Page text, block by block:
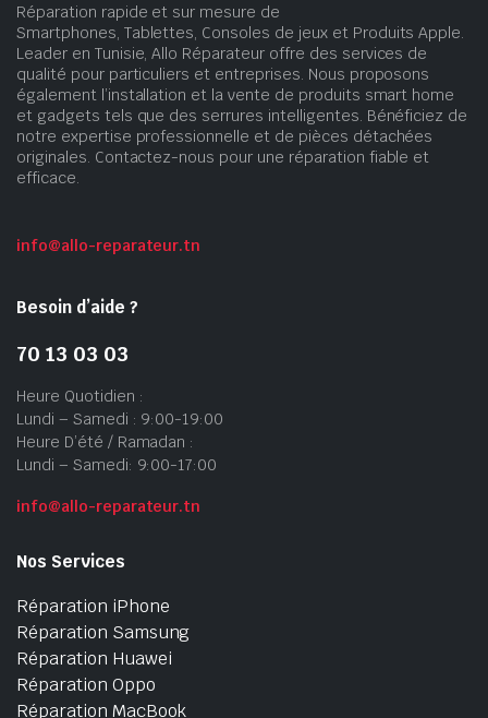
Réparation rapide et sur mesure de
Smartphones, Tablettes, Consoles de jeux et Produits Apple.
Leader en Tunisie, Allo Réparateur offre des services de
qualité pour particuliers et entreprises. Nous proposons
également l’installation et la vente de produits smart home
et gadgets tels que des serrures intelligentes. Bénéficiez de
notre expertise professionnelle et de pièces détachées
originales. Contactez-nous pour une réparation fiable et
efficace.
info@allo-reparateur.tn
Besoin d’aide ?
70 13 03 03
Heure Quotidien :
Lundi – Samedi : 9:00-19:00
Heure D’été / Ramadan :
Lundi – Samedi: 9:00-17:00
info@allo-reparateur.tn
Nos Services
Réparation iPhone
Réparation Samsung
Réparation Huawei
Réparation Oppo
Réparation MacBook